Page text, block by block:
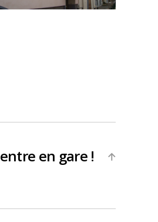
→
en gare !